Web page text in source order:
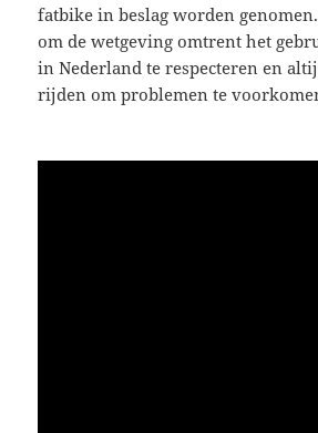
fatbike in beslag worden
om de wetgeving omtrent het
in Nederland te respecteren en
rijden om problemen te